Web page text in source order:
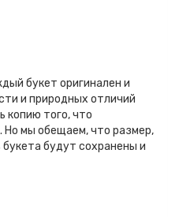
букет оригинален и
и природных отличий
копию того, что
мы обещаем, что размер,
будут сохранены и